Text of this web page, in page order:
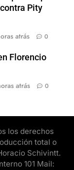
Pity
atrás 0
Florencio
atrás 0
los derechos
total o
Schivintt.
101 Mail: